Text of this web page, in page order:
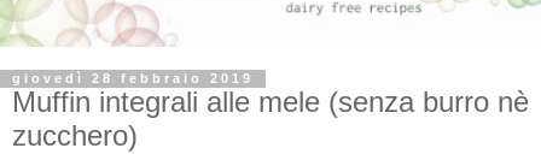
giovedì 28 febbraio 2019
Muffin integrali alle mele (senza burro nè
zucchero)